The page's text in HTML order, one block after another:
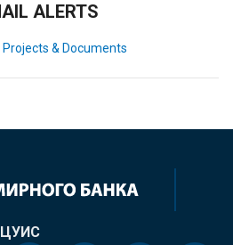
ALERTS
& Documents